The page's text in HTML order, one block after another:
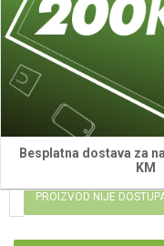
Besplatna dostava za
KM
Setovi za navodnjavanje
Slap set 1/2 5422
8,20
PROIZVOD NIJE